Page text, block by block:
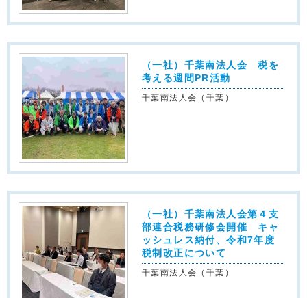
（一社）千葉南法人会 税を
考える週間PR活動
千葉南法人会（千葉）
（一社）千葉南法人会第４支
部連合税務研修会開催 キャ
ッシュレス納付、令和7年度
税制改正について
千葉南法人会（千葉）